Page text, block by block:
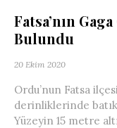
Fatsa’nın
Bulundu
20 Ekim 2020
Ordu’nun Fatsa
derinliklerinde
Yüzeyin 15 metre